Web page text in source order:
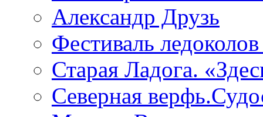
Александр Друзь
Фестиваль
Старая Ладога.
Северная